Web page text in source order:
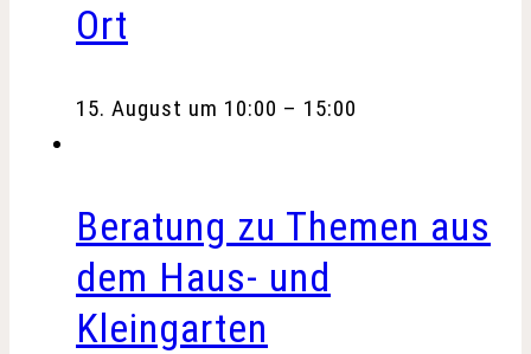
Ort
15. August um 10:00 – 15:00
Beratung zu Themen aus
dem Haus- und
Kleingarten